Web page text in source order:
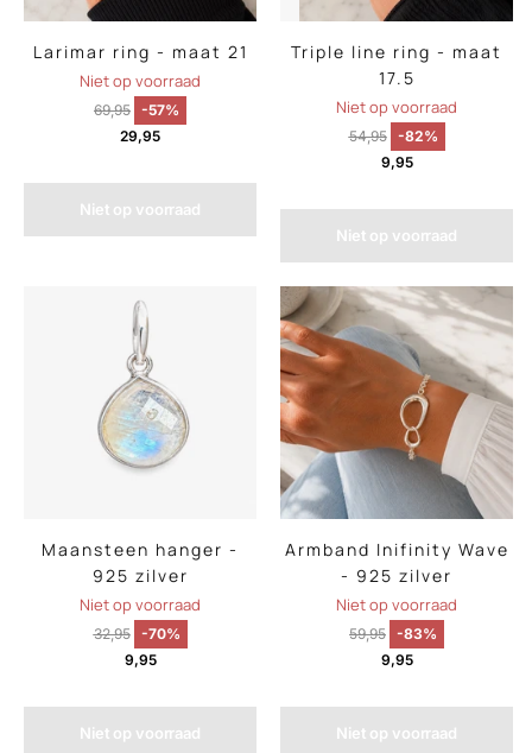
Larimar ring - maat 21
Niet op voorraad
69,95 -57%
29,95
Niet op voorraad
Triple line ring - maat
17.5
Niet op voorraad
54,95
-82%
9,95
Niet op voorraad
Maansteen hanger -
925 zilver
Niet op voorraad
32,95
-70%
9,95
Niet op voorraad
Armband Inifinity Wave
- 925 zilver
Niet op voorraad
59,95 -83%
9,95
Niet op voorraad